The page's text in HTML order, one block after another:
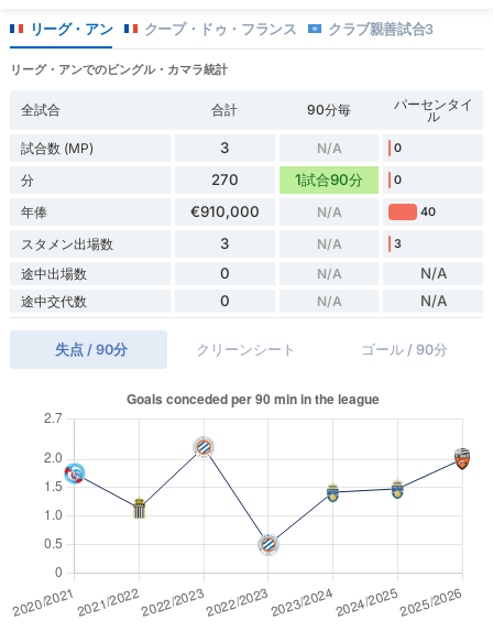
リーグ・アン クープ・ドゥ・フランス クラブ親善試合3
リーグ・アンでのビングル・カマラ統計
全試合 合計 90分毎 パーセンタイ
ル
試合数 (MP)
3 N/A 0
分 270 1試合90分 0
年俸 €910,000 N/A 40
スタメン出場数 3 N/A 3
途中出場数 0 N/A N/A
途中交代数 0 N/A N/A
失点 / 90分 クリーンシート ゴール / 90分